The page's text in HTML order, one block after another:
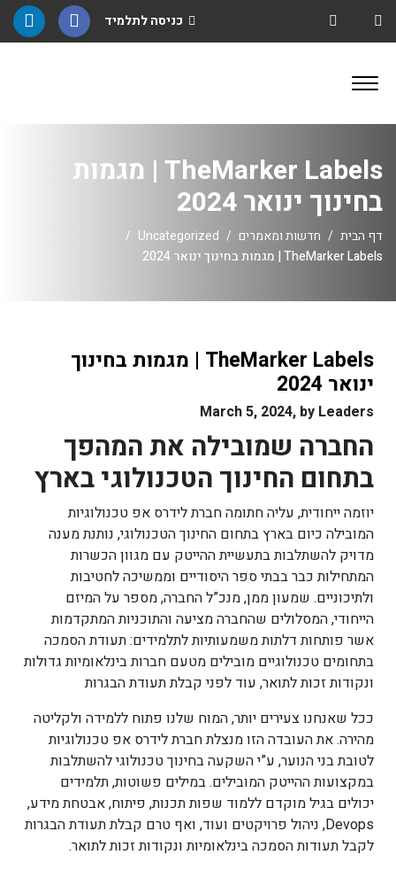
כניסה לתלמיד
TheMarker Labels | מגמות
בחינוך ינואר 2024
דף הבית חדשות ומאמרים
Uncategorized
TheMarker Labels | מגמות בחינוך ינואר 2024
TheMarker Labels | מגמות בחינוך
ינואר 2024
March 5, 2024, by Leaders
החברה שמובילה את המהפך
בתחום החינוך הטכנולוגי בארץ
יוזמה ייחודית, עליה חתומה חברת לידרס אפ טכנולוגיות
המובילה כיום בארץ בתחום החינוך הטכנולוגי, נותנת מענה
מדויק להשתלבות בתעשיית ההייטק עם מגוון הכשרות
המתחילות כבר בבתי ספר היסודיים וממשיכה לחטיבות
ולתיכוניים. שמעון ממן, מנכ”ל החברה, מספר על המיזם
הייחודי, המסלולים שהחברה מציעה והתוכניות המתקדמות
אשר פותחות דלתות משמעותיות לתלמידים: תעודת הסמכה
בתחומים טכנולוגיים מובילים מטעם חברות בינלאומיות גדולות
ונקודות זכות לתואר, עוד לפני קבלת תעודת הבגרות
ככל שאנחנו צעירים יותר, המוח שלנו פתוח ללמידה ולקליטה
מהירה. את העובדה הזו מנצלתחברת לידרס אפ טכנולוגיות
לטובת בני הנוער, ע”י השקעה בחינוך טכנולוגי להשתלבות
במקצועות ההייטק המובילים. במילים פשוטות, תלמידים
יכולים בגיל מוקדם ללמוד שפות תכנות, פיתוח, אבטחת מידע,
Devops, ניהול פרויקטים ועוד, ואף טרם קבלת תעודת הבגרות
לקבל תעודות הסמכה בינלאומיות ונקודות זכות לתואר.